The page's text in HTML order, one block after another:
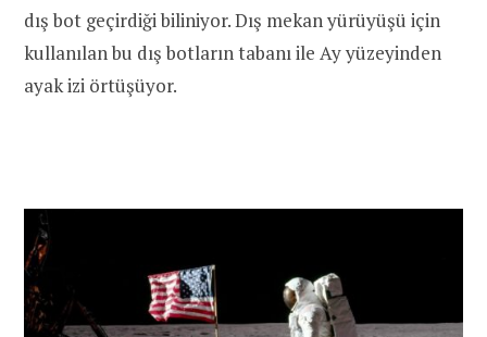
dış bot geçirdiği biliniyor. Dış mekan yürüyüşü için
kullanılan bu dış botların tabanı ile Ay yüzeyinden
ayak izi örtüşüyor.